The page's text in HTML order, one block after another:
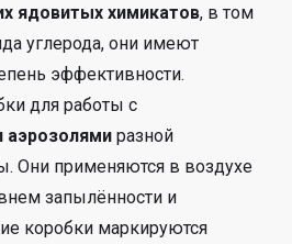
ядовитых химикатов, в том
углерода, они имеют
эффективности.
для работы с
аэрозолями разной
Они применяются в воздухе
запылённости и
коробки маркируются